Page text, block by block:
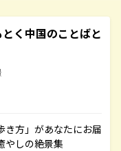
く中国のことばと
き方」があなたにお届
やしの絶景集